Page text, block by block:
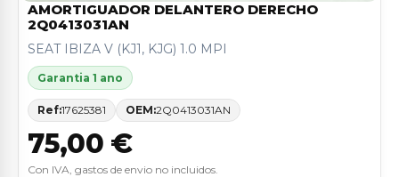
AMORTIGUADOR DELANTERO DERECHO
2Q0413031AN
SEAT IBIZA V (KJ1, KJG) 1.0 MPI
Garantia 1 ano
Ref:17625381 OEM:2Q0413031AN
75,00 €
Con IVA, gastos de envio no incluidos.